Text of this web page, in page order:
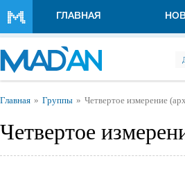
ГЛАВНАЯ
Вы здесь
Главная Группы Четвертое измерение
Четвертое